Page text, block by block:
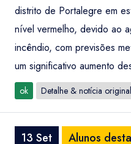
distrito de Portalegre em
nível vermelho, devido ao
incêndio, com previsões
um significativo aumento
ok Detalhe & notícia original
13 Set Alunos